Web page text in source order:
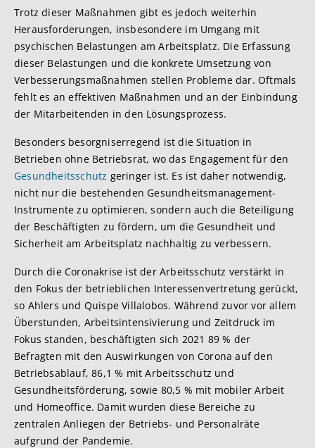
Trotz dieser Maßnahmen gibt es jedoch weiterhin
Herausforderungen, insbesondere im Umgang mit
psychischen Belastungen am Arbeitsplatz. Die Erfassung
dieser Belastungen und die konkrete Umsetzung von
Verbesserungsmaßnahmen stellen Probleme dar. Oftmals
fehlt es an effektiven Maßnahmen und an der Einbindung
der Mitarbeitenden in den Lösungsprozess.
Besonders besorgniserregend ist die Situation in
Betrieben ohne Betriebsrat, wo das Engagement für den
Gesundheitsschutz geringer ist. Es ist daher notwendig,
nicht nur die bestehenden Gesundheitsmanagement-
Instrumente zu optimieren, sondern auch die Beteiligung
der Beschäftigten zu fördern, um die Gesundheit und
Sicherheit am Arbeitsplatz nachhaltig zu verbessern.
Durch die Coronakrise ist der Arbeitsschutz verstärkt in
den Fokus der betrieblichen Interessenvertretung gerückt,
so Ahlers und Quispe Villalobos. Während zuvor vor allem
Überstunden, Arbeitsintensivierung und Zeitdruck im
Fokus standen, beschäftigten sich 2021 89 % der
Befragten mit den Auswirkungen von Corona auf den
Betriebsablauf, 86,1 % mit Arbeitsschutz und
Gesundheitsförderung, sowie 80,5 % mit mobiler Arbeit
und Homeoffice. Damit wurden diese Bereiche zu
zentralen Anliegen der Betriebs- und Personalräte
aufgrund der Pandemie.